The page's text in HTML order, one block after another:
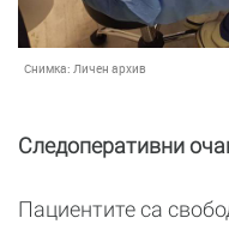
Снимка: Личен архив
Следоперативни
Пациентите са